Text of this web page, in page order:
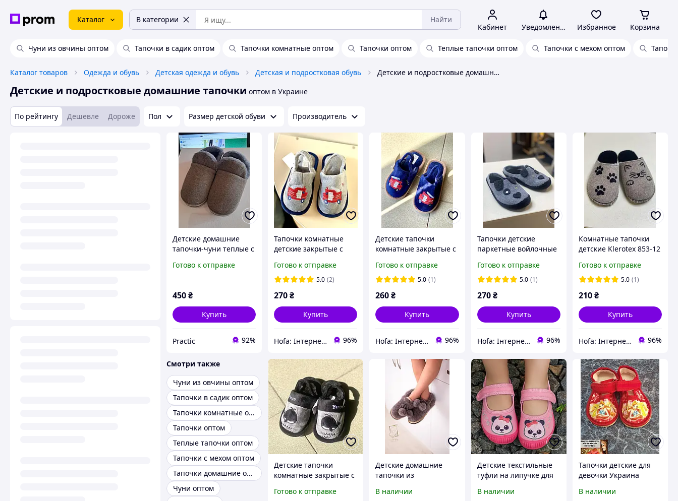
Каталог В категории Найти
Кабинет Уведомления Избранное Корзина
Чуни из овчины оптом Тапочки в садик оптом Тапочки комнатные оптом Тапочки оптом Теплые тапочки оптом Тапочки с мехом оптом
Каталог товаров Одежда и обувь Детская одежда и обувь Детская и подростковая обувь Детские и подростковые домашние тапочки оптом
Детские и подростковые домашние тапочки оптом в Украине
По рейтингу Дешевле Дороже Пол Размер детской обуви Производитель
Детские домашние
тапочки-чуни теплые с
зигзаг, размер 32-33.
Готово к отправке
450₴
Купить
Practic 92%
Тапочки комнатные
детские закрытые с
детские с резинкой на
пяточке Мягкие тапки
Готово к отправке
5.0 (2)
270₴
Купить
Hofa: Інтернет-магазин обуви, одежды и товаров для дома! 96%
Детские тапочки
комнатные закрытые с
Тапки с машинкой
Мягкие детские
Готово к отправке
5.0 (1)
260₴
Купить
Hofa: Інтернет-магазин обуви, одежды и товаров для дома! 96%
Тапочки детские
паркетные войлочные
виде мордочки р.31-34
Легкие теплые тапки
Готово к отправке
5.0 (1)
270 ₴
Купить
Hofa: Інтернет-магазин обуви, одежды и товаров для дома! 96%
Комнатные тапочки
детские Klerotex 853-12
подошве войлочные с
лапками и котиком
для паркета
Готово к отправке
5.0 (1)
210₴
Купить
Hofa: Інтернет-магазин обуви, одежды и товаров для дома! 96%
Смотри также
Чуни из овчины оптом
Тапочки в садик оптом
Тапочки комнатные оптом
Тапочки оптом
Теплые тапочки оптом
Тапочки с мехом оптом
Тапочки домашние оптом
Чуни оптом
Детские тапочки
комнатные закрытые с
резиночке Стильные
Готово к отправке
Детские домашние
тапочки из
для садика
В наличии
Детские текстильные
туфли на липучке для
"Панда" (21-26р) для
В наличии
Тапочки детские для
девочки Украина
стелька на липучке
В наличии